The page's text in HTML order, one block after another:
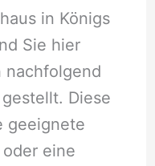
in Königs
Sie hier
nachfolgend
Diese
geeignete
eine